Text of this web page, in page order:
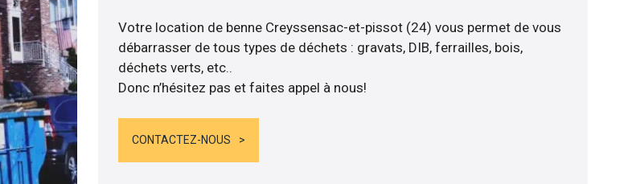
Votre location de benne Creyssensac-et-pissot (24) vous permet de vous
débarrasser de tous types de déchets : gravats, DIB, ferrailles, bois,
déchets verts, etc..
Donc n’hésitez pas et faites appel à nous!
CONTACTEZ-NOUS